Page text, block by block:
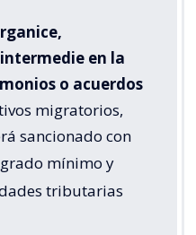
en la
o acuerdos
migratorios,
sancionado con
mínimo y
tributarias